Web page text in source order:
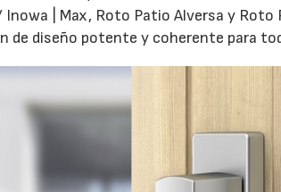
Inowa | Max, Roto Patio Alversa y
de diseño potente y coherente para